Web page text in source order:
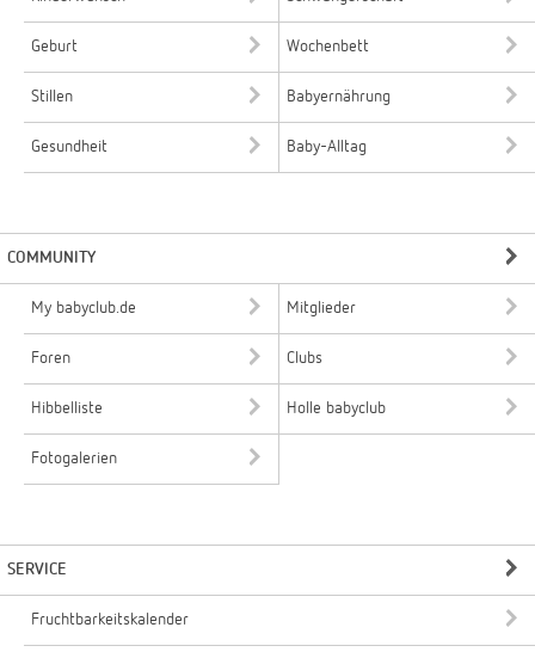
Geburt Wochenbett
Stillen Babyernährung
Gesundheit Baby-Alltag
COMMUNITY
My babyclub.de Mitglieder
Foren Clubs
Hibbelliste Holle babyclub
Fotogalerien
SERVICE
Fruchtbarkeitskalender